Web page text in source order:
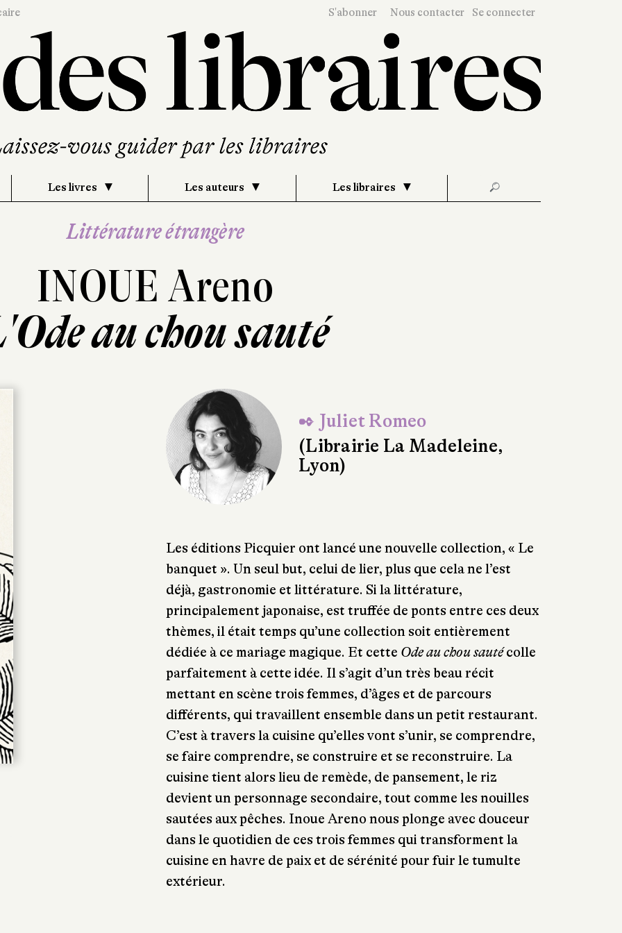
S'abonner Nous contacter Se connecter
Les livres Les auteurs Les libraires 🔎
Littérature étrangère
INOUE Areno
au chou sauté
✒ Juliet Romeo
(Librairie La Madeleine,
Lyon)
Les éditions Picquier ont lancé une nouvelle collection, « Le
banquet ». Un seul but, celui de lier, plus que cela ne l’est
déjà, gastronomie et littérature. Si la littérature,
principalement japonaise, est truffée de ponts entre ces deux
thèmes, il était temps qu’une collection soit entièrement
dédiée à ce mariage magique. Et cette Ode au chou sautécolle
parfaitement à cette idée. Il s’agit d’un très beau récit
mettant en scène trois femmes, d’âges et de parcours
différents, qui travaillent ensemble dans un petit restaurant.
C’est à travers la cuisine qu’elles vont s’unir, se comprendre,
se faire comprendre, se construire et se reconstruire. La
cuisine tient alors lieu de remède, de pansement, le riz
devient un personnage secondaire, tout comme les nouilles
sautées aux pêches. Inoue Areno nous plonge avec douceur
dans le quotidien de ces trois femmes qui transforment la
cuisine en havre de paix et de sérénité pour fuir le tumulte
extérieur.